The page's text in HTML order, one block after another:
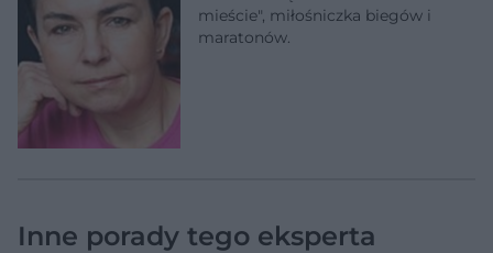
mieście", miłośniczka biegów i
maratonów.
Inne porady tego eksperta